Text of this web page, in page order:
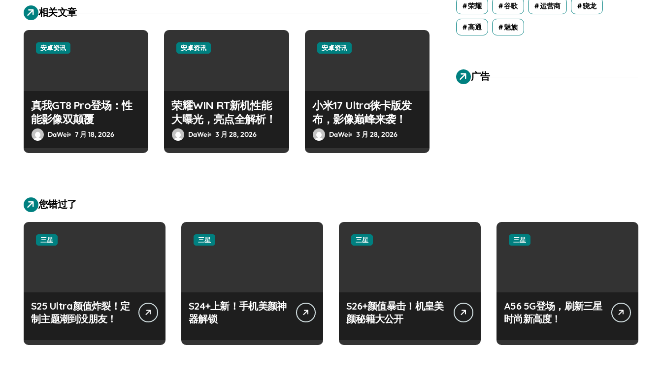
相关文章
安卓资讯
真我GT8 Pro登场：性
能影像双颠覆
DaWei 7 月 18, 2026
安卓资讯
荣耀WIN RT新机性能
大曝光，亮点全解析！
DaWei 3 月 28, 2026
安卓资讯
小米17 Ultra徕卡版发
布，影像巅峰来袭！
DaWei 3 月 28, 2026
荣耀 谷歌 运营商 骁龙
高通 魅族
广告
您错过了
三星
S25 Ultra颜值炸裂！定
制主题潮到没朋友！
三星
S24+上新！手机美颜神
器解锁
三星
S26+颜值暴击！机皇美
颜秘籍大公开
三星
A56 5G登场，刷新三星
时尚新高度！